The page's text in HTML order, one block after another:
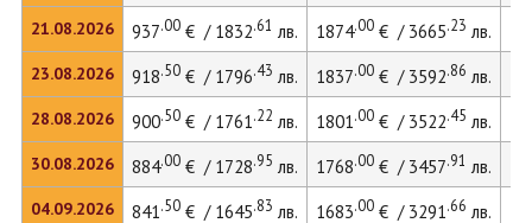
21.08.2026
23.08.2026
28.08.2026
30.08.2026
04.09.2026
937.00€ / 1832.61 лв. 1874.00€ / 3665.23 лв.
918.50€ / 1796.43 лв. 1837.00€ / 3592.86 лв.
900.50€ / 1761.22 лв. 1801.00€ / 3522.45 лв.
884.00€ / 1728.95 лв. 1768.00€ / 3457.91 лв.
841.50€ / 1645.83 лв. 1683.00€ / 3291.66 лв.